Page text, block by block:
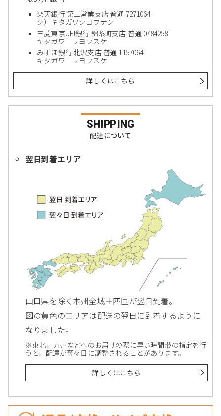
楽天銀行 第二営業支店 普通 7271064
シ）キタガワシヨウテン
三菱東京UFJ銀行 錦糸町支店 普通 0784258
キタガワ リヨウスケ
みずほ銀行 北沢支店 普通 1157064
キタガワ リヨウスケ
詳しくはこちら
SHIPPING
配達について
翌日到着エリア
山口県を除く本州全域＋四国が翌日到着。
図の黄色のエリアは配送の翌日に到着するように
なりました。
※東北、九州などへのお届けの際に早い時間帯の指定を行
うと、配達が翌々日に調整されることがあります。
詳しくはこちら